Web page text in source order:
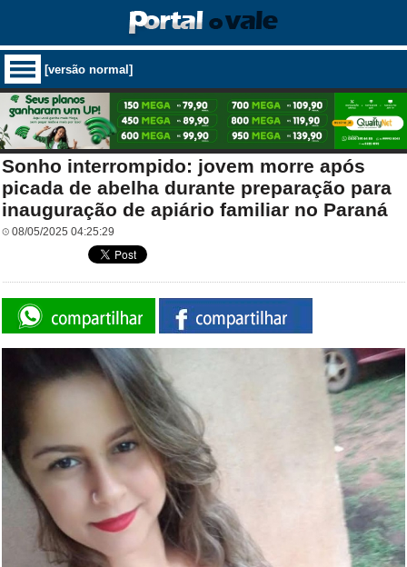
[versão normal]
Sonho interrompido: jovem morre após
picada de abelha durante preparação para
inauguração de apiário familiar no Paraná
08/05/2025 04:25:29